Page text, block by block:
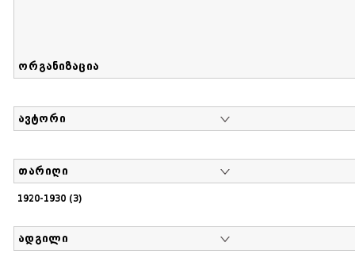
ორგანიზაცია
ავტორი
თარიღი
1920-1930 (3)
ადგილი